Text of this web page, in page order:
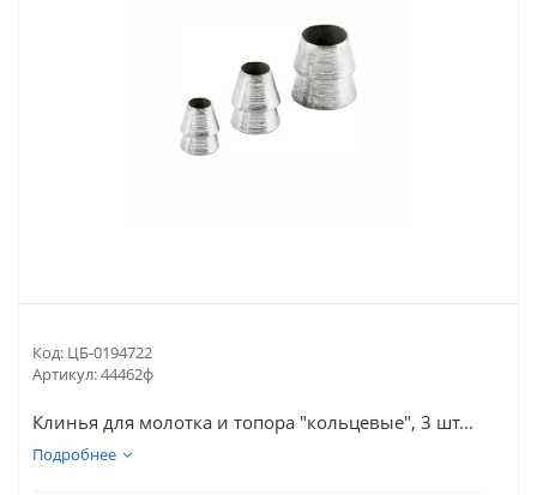
Код: ЦБ-0194722
Артикул:44462ф
Клинья для молотка и топора "кольцевые", 3 шт...
Подробнее